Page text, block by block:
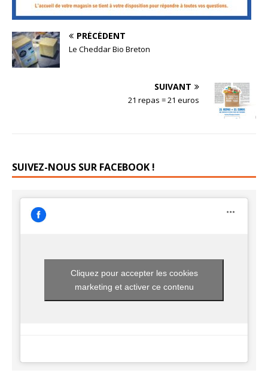
PRÉCÉDENT
Le Cheddar Bio Breton
SUIVANT
21 repas = 21 euros
SUIVEZ-NOUS SUR FACEBOOK !
Cliquez pour accepter les cookies
marketing et activer ce contenu